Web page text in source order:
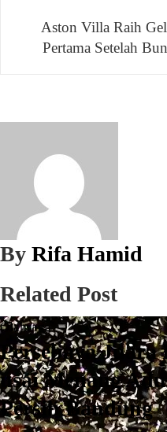
Aston Villa Raih
Pertama Setelah
By Rifa Hamid
Related Post
Olahraga
Persebaya Juara
usai Menang
Persib Bandung